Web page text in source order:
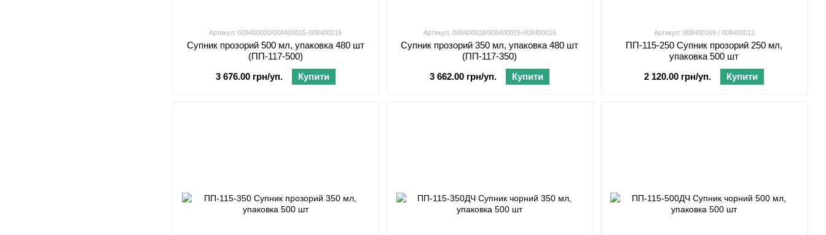
Артикул: 008400020/008400015-008400016
Супник прозорий 500 мл, упаковка 480 шт
(ПП-117-500)
3 676.00 грн/уп.
Купити
Артикул: 008400018/008400015-008400016
Супник прозорий 350 мл, упаковка 480 шт
(ПП-117-350)
3 662.00 грн/уп.
Купити
Артикул: 008400169 / 008400012
ПП-115-250 Супник прозорий 250 мл,
упаковка 500 шт
2 120.00 грн/уп.
Купити